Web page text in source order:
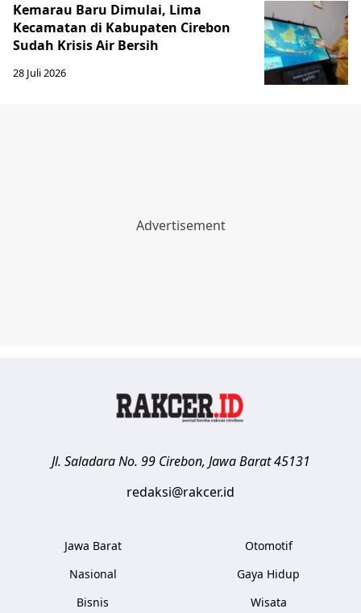
Kemarau Baru Dimulai, Lima
Kecamatan di Kabupaten Cirebon
Sudah Krisis Air Bersih
28 Juli 2026
Jl. Saladara No. 99 Cirebon, Jawa Barat 45131
redaksi@rakcer.id
Jawa Barat
Nasional
Bisnis
Otomotif
Gaya Hidup
Wisata